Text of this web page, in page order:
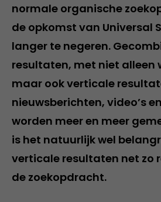
normale organische
de opkomst van Universal
langer te negeren.
resultaten, met niet alleen
maar ook verticale
nieuwsberichten, video’s
worden meer en meer
is het natuurlijk wel
verticale resultaten net zo
de zoekopdracht.